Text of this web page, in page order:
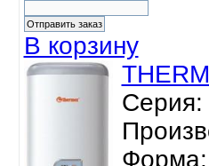
В корзину
Серия:
Форма: